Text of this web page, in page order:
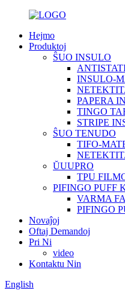
Hejmo
Produktoj
ŜUO INSULO
INSULO-
PAPERA
TINGO
STRIPE
ŜUO TENUDO
TIFO-
ŬUUPRO
TPU
PIFINGO PUFF
VARMA
PIFINGO
Novaĵoj
Oftaj Demandoj
Pri Ni
video
Kontaktu Nin
English